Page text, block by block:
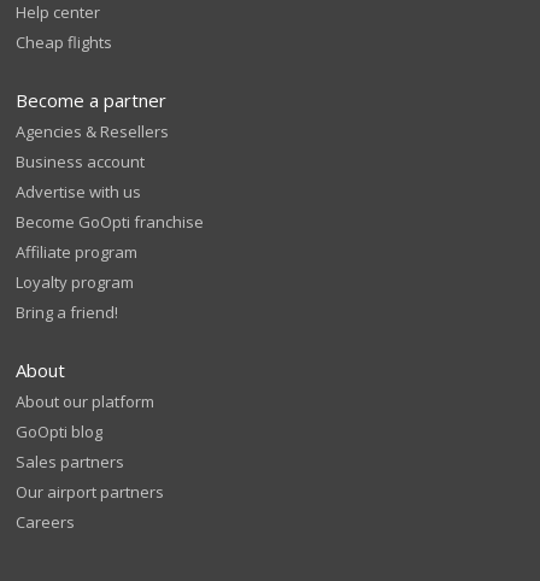
Help center
Cheap flights
Become a partner
Agencies & Resellers
Business account
Advertise with us
Become GoOpti franchise
Affiliate program
Loyalty program
Bring a friend!
About
About our platform
GoOpti blog
Sales partners
Our airport partners
Careers